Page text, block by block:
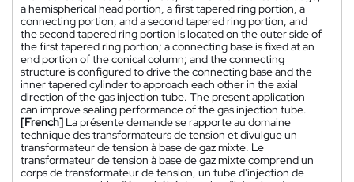
a hemispherical head portion, a first tapered ring portion, a
connecting portion, and a second tapered ring portion, and
the second tapered ring portion is located on the outer side of
the first tapered ring portion; a connecting base is fixed at an
end portion of the conical column; and the connecting
structure is configured to drive the connecting base and the
inner tapered cylinder to approach each other in the axial
direction of the gas injection tube. The present application
can improve sealing performance of the gas injection tube.
[French] La présente demande se rapporte au domaine
technique des transformateurs de tension et divulgue un
transformateur de tension à base de gaz mixte. Le
transformateur de tension à base de gaz mixte comprend un
corps de transformateur de tension, un tube d'injection de